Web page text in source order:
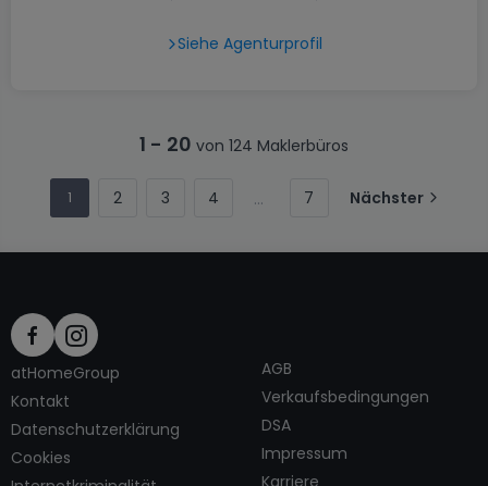
Siehe Agenturprofil
1 - 20 von 124 Maklerbüros
1 2 3 4 7 Nächster
atHomeGroup
Kontakt
Datenschutzerklärung
Cookies
AGB
Verkaufsbedingungen
DSA
Impressum
Karriere